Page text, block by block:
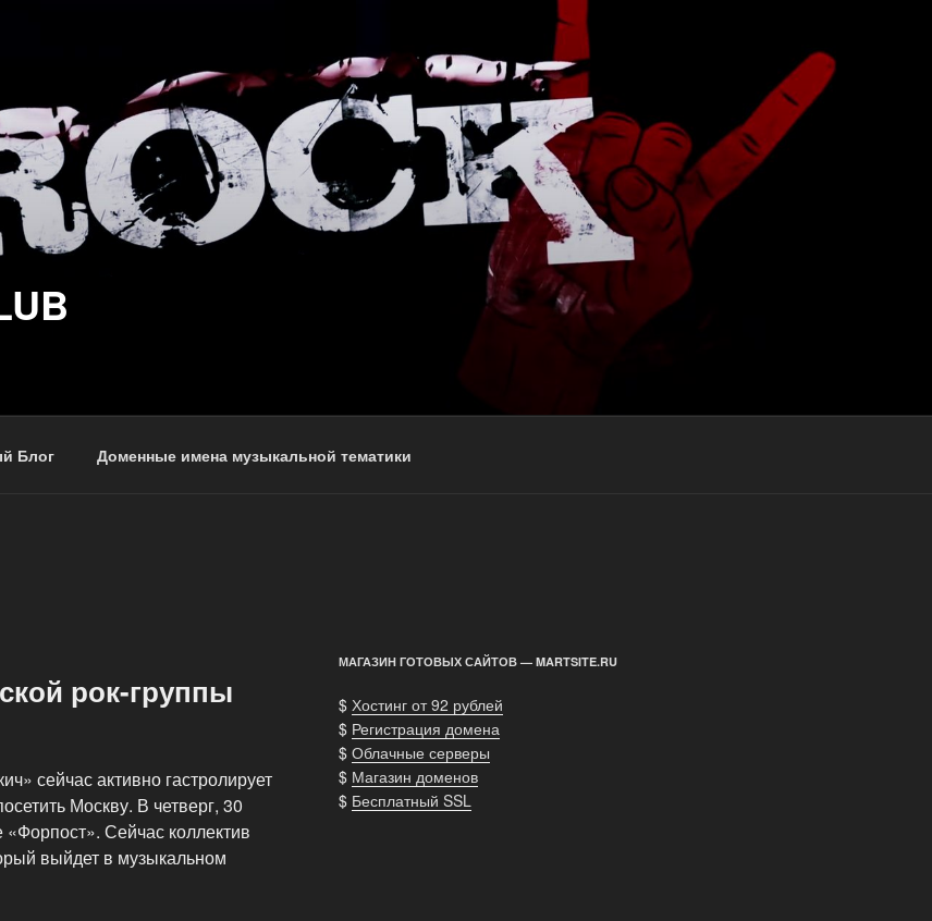
Блог Доменные имена музыкальной тематики
рок-группы
сейчас активно гастролирует
Москву. В четверг, 30
Сейчас коллектив
выйдет в музыкальном
МАГАЗИН ГОТОВЫХ САЙТОВ — MARTSITE.RU
$ Хостинг от 92 рублей
$ Регистрация домена
$ Облачные серверы
$ Магазин доменов
$ Бесплатный SSL